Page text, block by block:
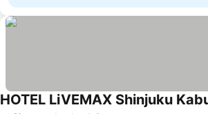
HOTEL LiVEMAX Shinjuku